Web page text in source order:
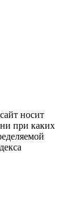
носит
при каких